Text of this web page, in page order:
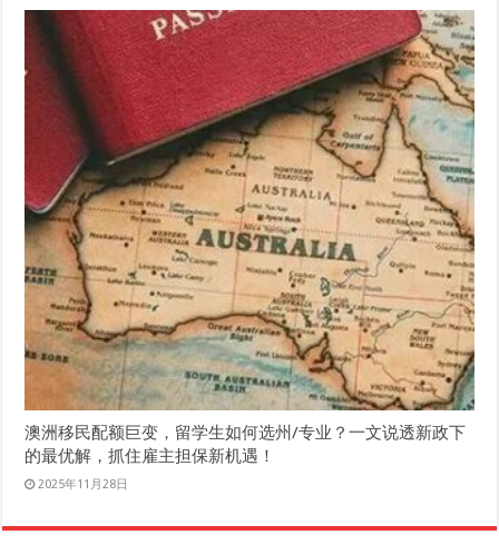
澳洲移民配额巨变，留学生如何选州/专业？一文说透新政下
的最优解，抓住雇主担保新机遇！
2025年11月28日